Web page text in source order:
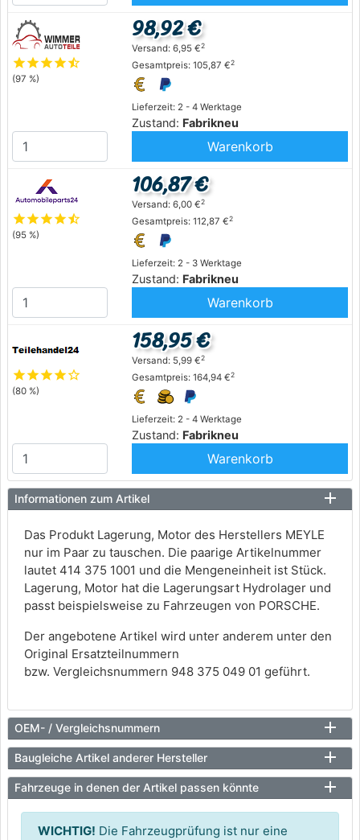
starstarstarstarstar_half
(97 %)
Lieferzeit: 2 - 4 Werktage
Zustand: Fabrikneu
98,92 €
Versand: 6,95 €2
Gesamtpreis: 105,87 €2
Warenkorb
starstarstarstarstar_half
(95 %)
Lieferzeit: 2 - 3 Werktage
Zustand: Fabrikneu
106,87 €
Versand: 6,00 €2
Gesamtpreis: 112,87 €2
Warenkorb
starstarstarstarstar_outline
(80 %)
Lieferzeit: 2 - 4 Werktage
Zustand: Fabrikneu
158,95 €
Versand: 5,99 €2
Gesamtpreis: 164,94 €2
Warenkorb
Informationen zum Artikel
Das Produkt Lagerung, Motor des Herstellers MEYLE
nur im Paar zu tauschen. Die paarige Artikelnummer
lautet 414 375 1001 und die Mengeneinheit ist Stück.
Lagerung, Motor hat die Lagerungsart Hydrolager und
passt beispielsweise zu Fahrzeugen von PORSCHE.
Der angebotene Artikel wird unter anderem unter den
Original Ersatzteilnummern
bzw. Vergleichsnummern 948 375 049 01 geführt.
OEM- / Vergleichsnummern
Baugleiche Artikel anderer Hersteller
Fahrzeuge in denen der Artikel passen könnte
WICHTIG! Die Fahrzeugprüfung ist nur eine